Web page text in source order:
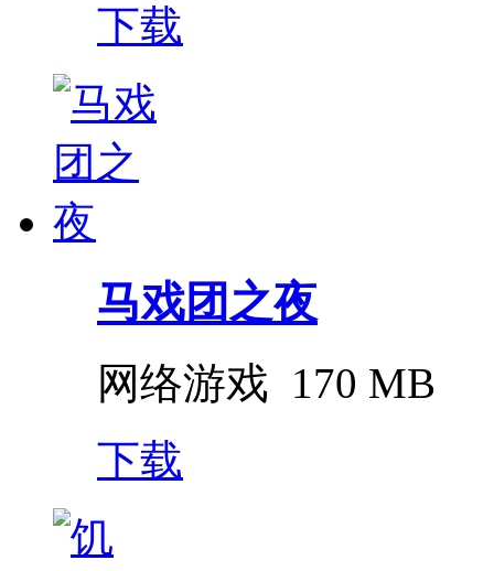
下载
马戏团之夜
网络游戏 170 MB
下载